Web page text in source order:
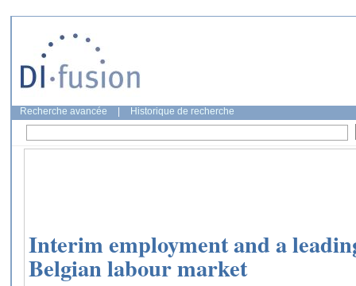
Recherche avancée Historique de recherche
Interim employment and a
Belgian labour market